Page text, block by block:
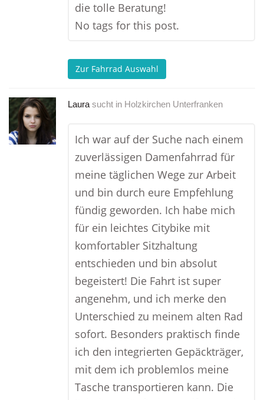
die tolle Beratung!
No tags for this post.
Zur Fahrrad Auswahl
Laura sucht in Holzkirchen Unterfranken
Ich war auf der Suche nach einem
zuverlässigen Damenfahrrad für
meine täglichen Wege zur Arbeit
und bin durch eure Empfehlung
fündig geworden. Ich habe mich
für ein leichtes Citybike mit
komfortabler Sitzhaltung
entschieden und bin absolut
begeistert! Die Fahrt ist super
angenehm, und ich merke den
Unterschied zu meinem alten Rad
sofort. Besonders praktisch finde
ich den integrierten Gepäckträger,
mit dem ich problemlos meine
Tasche transportieren kann. Die